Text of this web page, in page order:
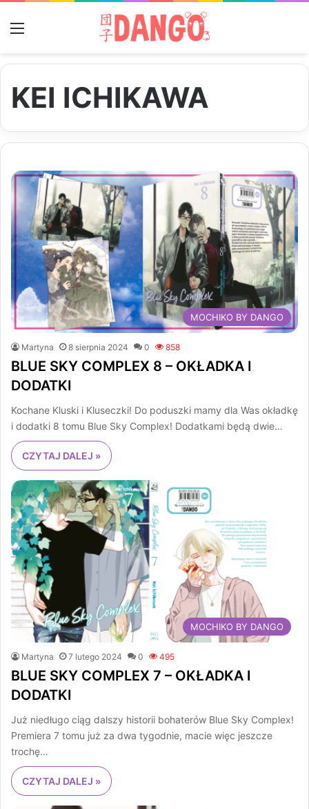
KEI ICHIKAWA
MOCHIKO BY DANGO
Martyna 8 sierpnia 2024 0 858
BLUE SKY COMPLEX 8 – OKŁADKA I
DODATKI
Kochane Kluski i Kluseczki! Do poduszki mamy dla Was okładkę
i dodatki 8 tomu Blue Sky Complex! Dodatkami będą dwie…
CZYTAJ DALEJ »
MOCHIKO BY DANGO
Martyna 7 lutego 2024 0 495
BLUE SKY COMPLEX 7 – OKŁADKA I
DODATKI
Już niedługo ciąg dalszy historii bohaterów Blue Sky Complex!
Premiera 7 tomu już za dwa tygodnie, macie więc jeszcze
trochę…
CZYTAJ DALEJ »